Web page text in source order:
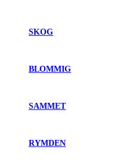
SKOG
BLOMMIG
SAMMET
RYMDEN